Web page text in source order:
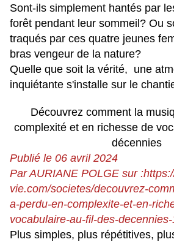
Sont-ils simplement hantés par
forêt pendant leur sommeil? Ou
traqués par ces quatre jeunes
bras vengeur de la nature?
Quelle que soit la vérité, une
inquiétante s'installe sur le
Découvrez comment la
complexité et en richesse de
décennies
Publié le 06 avril 2024
Par AURIANE POLGE sur
vie.com/societes/decouvrez-
a-perdu-en-complexite-et-en-
vocabulaire-au-fil-des-
Plus simples, plus répétitives,